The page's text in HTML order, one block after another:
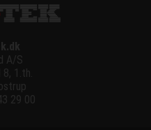
A/S
1.th.
29 00